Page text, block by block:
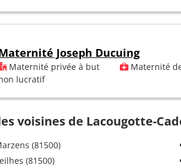
Joseph Ducuing
Maternité privée à but
lucratif
Maternité
voisines de Lacougotte-
(81500)
(81500)